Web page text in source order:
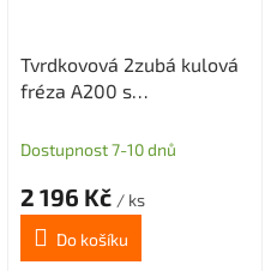
Tvrdkovová 2zubá kulová
fréza A200 s
pro grafit průměr 4 R2
Dostupnost 7-10 dnů
2 196 Kč / ks
Do košíku